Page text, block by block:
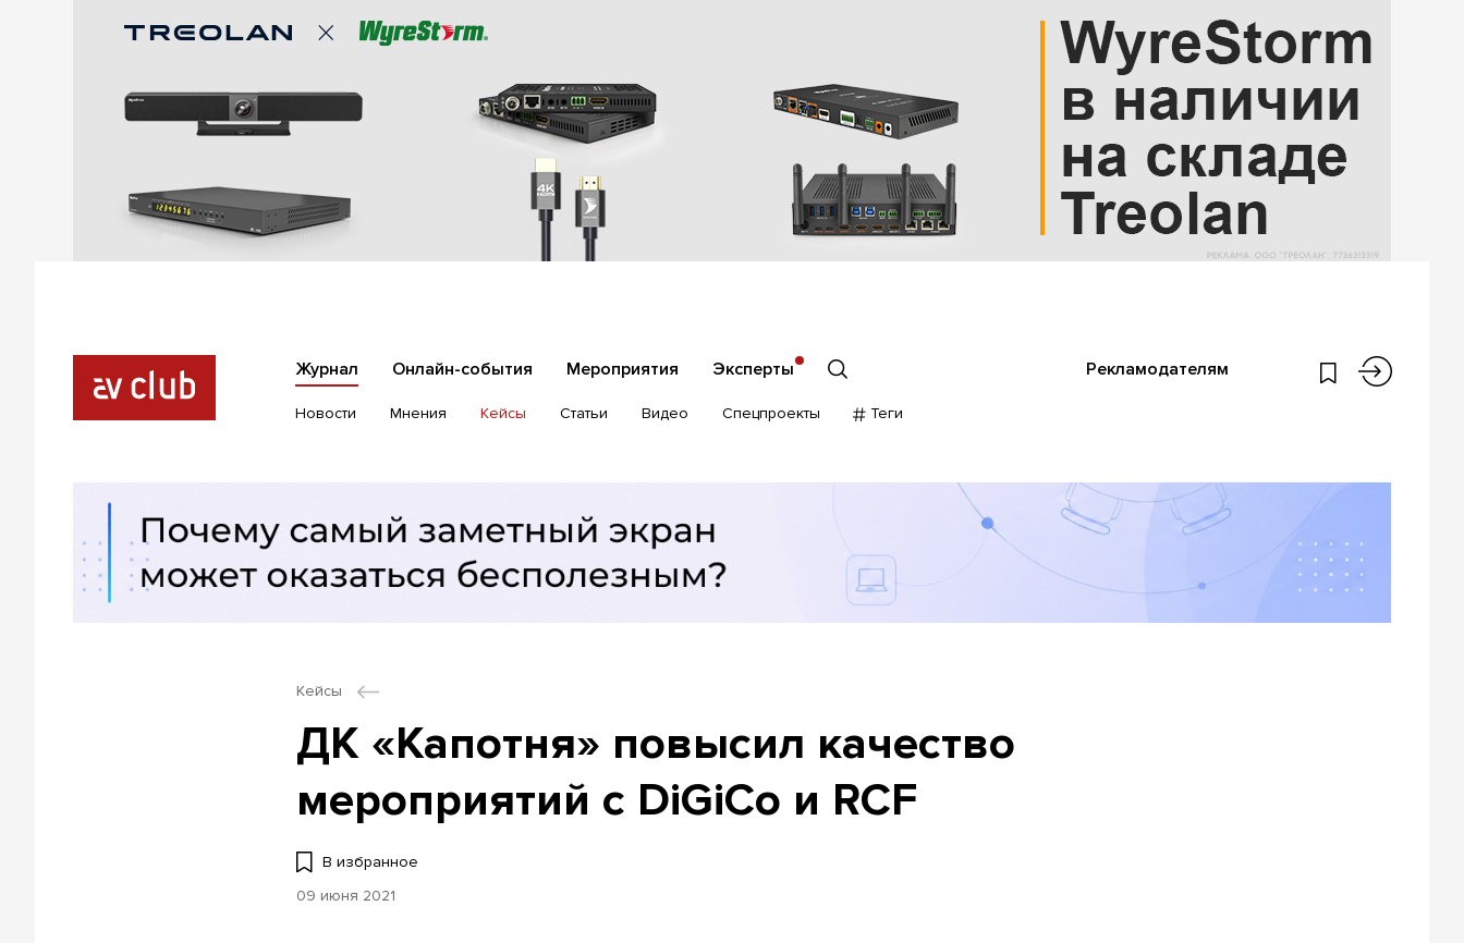
Журнал Онлайн-события Мероприятия Эксперты Рекламодателям
Новости Мнения Кейсы Статьи Видео Спецпроекты Теги
Кейсы
ДК «Капотня» повысил качество
мероприятий с DiGiCo и RCF
В избранное
09 июня 2021